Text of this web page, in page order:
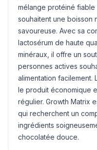
mélange protéiné
souhaitent une boisson
savoureuse. Avec sa
lactosérum de haute
minéraux, il offre un
personnes actives
alimentation facilement.
le produit économique
régulier. Growth Matrix
qui recherchent un
ingrédients
chocolatée douce.